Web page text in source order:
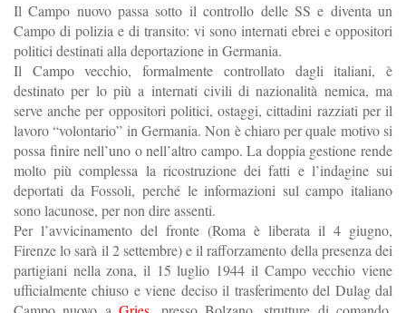
Il Campo nuovo passa sotto il controllo delle SS e diventa un
Campo di polizia e di transito: vi sono internati ebrei e oppositori
politici destinati alla deportazione in Germania.
Il Campo vecchio, formalmente controllato dagli italiani, è
destinato per lo più a internati civili di nazionalità nemica, ma
serve anche per oppositori politici, ostaggi, cittadini razziati per il
lavoro “volontario” in Germania. Non è chiaro per quale motivo si
possa finire nell’uno o nell’altro campo. La doppia gestione rende
molto più complessa la ricostruzione dei fatti e l’indagine sui
deportati da Fossoli, perché le informazioni sul campo italiano
sono lacunose, per non dire assenti.
Per l’avvicinamento del fronte (Roma è liberata il 4 giugno,
Firenze lo sarà il 2 settembre) e il rafforzamento della presenza dei
partigiani nella zona, il 15 luglio 1944 il Campo vecchio viene
ufficialmente chiuso e viene deciso il trasferimento del Dulag dal